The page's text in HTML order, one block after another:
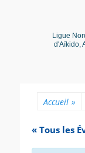
Ligue
d'Aïkido,
Accueil »
« Tous les